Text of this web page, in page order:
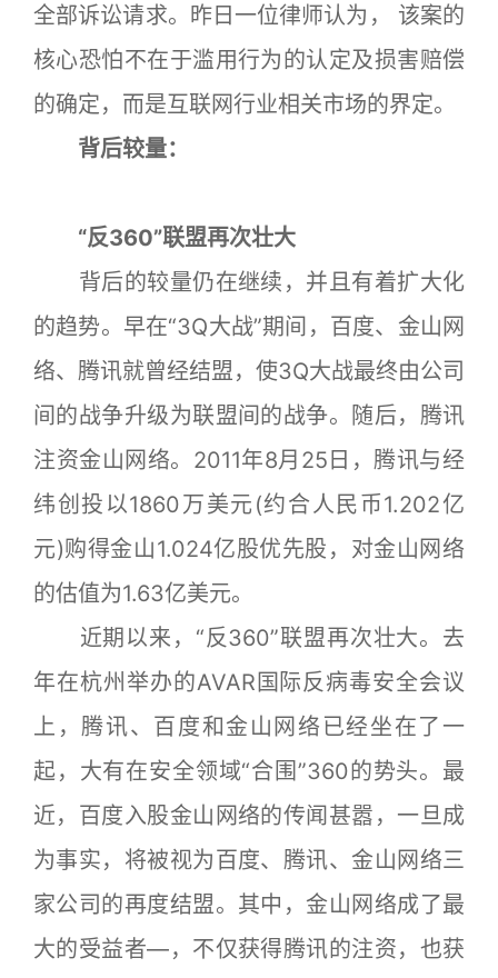
全部诉讼请求。昨日一位律师认为， 该案的
核心恐怕不在于滥用行为的认定及损害赔偿
的确定，而是互联网行业相关市场的界定。
背后较量：
“反360”联盟再次壮大
背后的较量仍在继续，并且有着扩大化
的趋势。早在“3Q大战”期间，百度、金山网
络、腾讯就曾经结盟，使3Q大战最终由公司
间的战争升级为联盟间的战争。随后，腾讯
注资金山网络。2011年8月25日，腾讯与经
纬创投以1860万美元(约合人民币1.202亿
元)购得金山1.024亿股优先股，对金山网络
的估值为1.63亿美元。
近期以来，“反360”联盟再次壮大。去
年在杭州举办的AVAR国际反病毒安全会议
上，腾讯、百度和金山网络已经坐在了一
起，大有在安全领域“合围”360的势头。最
近，百度入股金山网络的传闻甚嚣，一旦成
为事实，将被视为百度、腾讯、金山网络三
家公司的再度结盟。其中，金山网络成了最
大的受益者—，不仅获得腾讯的注资，也获